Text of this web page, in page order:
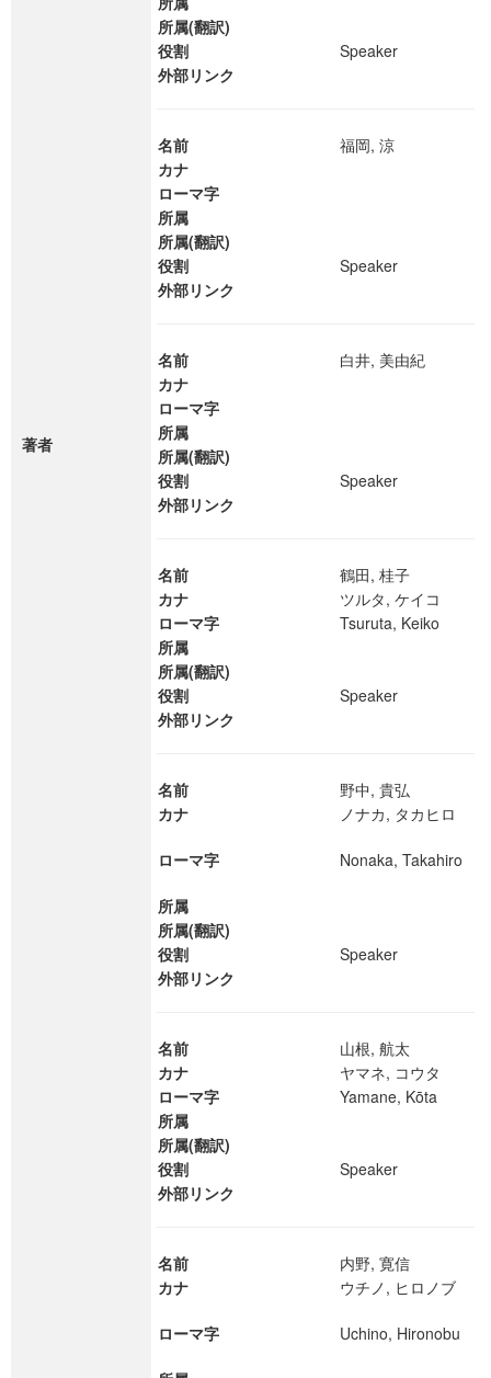
著者
所属(翻訳)
役割
Speaker
外部リンク
名前
福岡, 涼
カナ
ローマ字
所属
所属(翻訳)
役割
Speaker
外部リンク
名前
白井, 美由紀
カナ
ローマ字
所属
所属(翻訳)
役割
Speaker
外部リンク
名前
鶴田, 桂子
カナ
ツルタ, ケイコ
ローマ字
Tsuruta, Keiko
所属
所属(翻訳)
役割
Speaker
外部リンク
名前
野中, 貴弘
カナ
ノナカ, タカヒロ
ローマ字 Nonaka, Takahiro
所属
所属(翻訳)
役割
Speaker
外部リンク
名前
山根, 航太
カナ
ヤマネ, コウタ
ローマ字
Yamane, Kōta
所属
所属(翻訳)
役割
Speaker
外部リンク
名前
内野, 寛信
カナ
ウチノ, ヒロノブ
ローマ字 Uchino, Hironobu